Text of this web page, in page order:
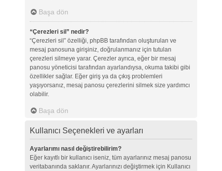
Başa dön
“Çerezleri sil” nedir?
“Çerezleri sil” özelliği, phpBB tarafından oluşturulan ve
mesaj panosuna girişiniz, doğrulanmanız için tutulan
çerezleri silmeye yarar. Çerezler ayrıca, eğer bir mesaj
panosu yöneticisi tarafından ayarlandıysa, okuma takibi gibi
özellikler sağlar. Eğer giriş ya da çıkış problemleri
yaşıyorsanız, mesaj panosu çerezlerini silmek size yardımcı
olabilir.
Başa dön
Kullanıcı Seçenekleri ve ayarları
Ayarlarımı nasıl değiştirebilirim?
Eğer kayıtlı bir kullanıcı iseniz, tüm ayarlarınız mesaj panosu
veritabanında saklanır. Ayarlarınızı değiştirmek için Kullanıcı